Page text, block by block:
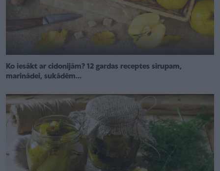
Ko iesākt ar cidonijām? 12 gardas receptes sīrupam,
marinādei, sukādēm...